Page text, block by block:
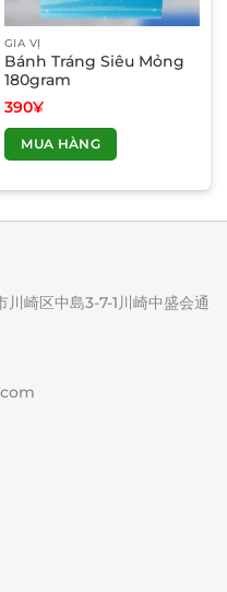
GIA VỊ
Bánh Tráng Siêu Mỏng
180gram
390¥
MUA HÀNG
崎区中島3-7-1川崎中盛会通